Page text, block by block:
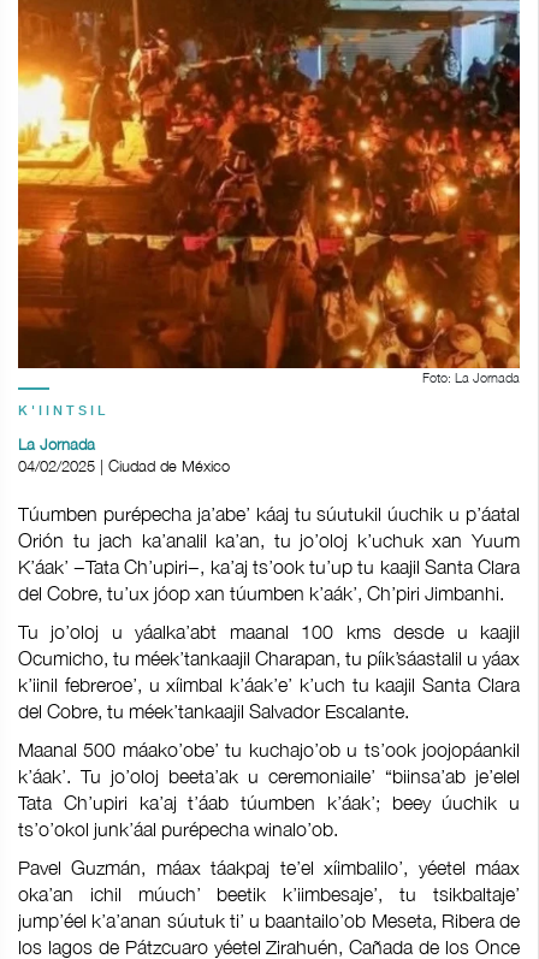
Foto: La Jornada
K'IINTSIL
La Jornada
04/02/2025 | Ciudad de México
Túumben purépecha ja’abe’ káaj tu súutukil úuchik u p’áatal
Orión tu jach ka’analil ka’an, tu jo’oloj k’uchuk xan Yuum
K’áak’ −Tata Ch’upiri−, ka’aj ts’ook tu’up tu kaajil Santa Clara
del Cobre, tu’ux jóop xan túumben k’aák’, Ch’piri Jimbanhi.
Tu jo’oloj u yáalka’abt maanal 100 kms desde u kaajil
Ocumicho, tu méek’tankaajil Charapan, tu píik’sáastalil u yáax
k’iinil febreroe’, u xíimbal k’áak’e’ k’uch tu kaajil Santa Clara
del Cobre, tu méek’tankaajil Salvador Escalante.
Maanal 500 máako’obe’ tu kuchajo’ob u ts’ook joojopáankil
k’áak’. Tu jo’oloj beeta’ak u ceremoniaile’ “biinsa’ab je’elel
Tata Ch’upiri ka’aj t’áab túumben k’áak’; beey úuchik u
ts’o’okol junk’áal purépecha winalo’ob.
Pavel Guzmán, máax táakpaj te’el xíimbalilo’, yéetel máax
oka’an ichil múuch’ beetik k’iimbesaje’, tu tsikbaltaje’
jump’éel k’a’anan súutuk ti’ u baantailo’ob Meseta, Ribera de
los lagos de Pátzcuaro yéetel Zirahuén, Cañada de los Once